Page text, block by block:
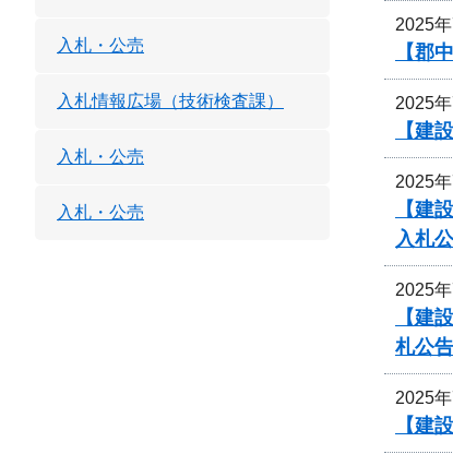
2025
【郡
2025
【建
2025
【建
入札
2025
【建
札公告
2025
【建
入札・公売
入札情報広場（技術検査課）
入札・公売
入札・公売